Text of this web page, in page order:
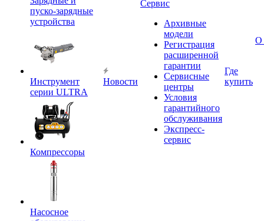
пуско-зарядные
устройства
Инструмент
серии ULTRA
Компрессоры
Насосное
Новости
Сервис
Архивные
модели
Регистрация
расширенной
гарантии
Сервисные
центры
Условия
гарантийного
обслуживания
Экспресс-
сервис
Где
купить
О